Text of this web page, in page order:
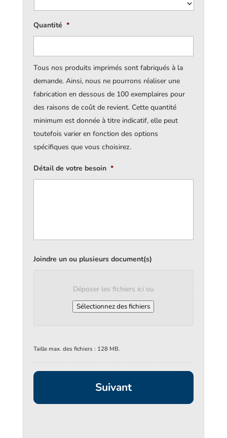
Quantité *
Tous nos produits imprimés sont fabriqués à la
demande. Ainsi, nous ne pourrons réaliser une
fabrication en dessous de 100 exemplaires pour
des raisons de coût de revient. Cette quantité
minimum est donnée à titre indicatif, elle peut
toutefois varier en fonction des options
spécifiques que vous choisirez.
Détail de votre besoin *
Joindre un ou plusieurs document(s)
Déposer les fichiers ici ou
Sélectionnez des fichiers
Taille max. des fichiers : 128 MB.